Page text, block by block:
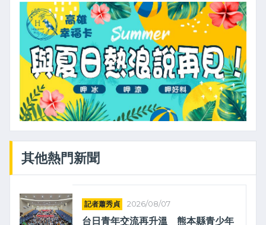
其他熱門新聞
記者蕭秀貞 2026/08/07
台日青年交流再升溫 熊本縣青少年